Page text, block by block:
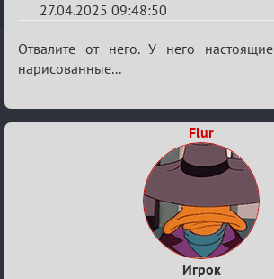
27.04.2025 09:48:50
Re:
Разговоры
XIX
Отвалите от него. У него
нарисованные...
Flur
Игрок